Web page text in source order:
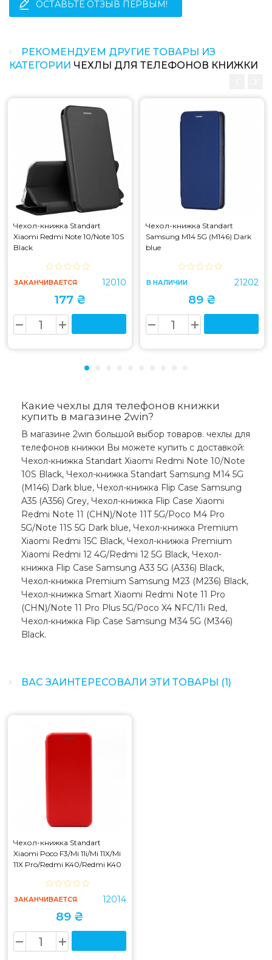
ОСТАВЬТЕ ОТЗЫВ ПЕРВЫМ!
РЕКОМЕНДУЕМ ДРУГИЕ ТОВАРЫ ИЗ
КАТЕГОРИИ ЧЕХЛЫ ДЛЯ ТЕЛЕФОНОВ КНИЖКИ
Чехол-книжка Standart
Xiaomi Redmi Note 10/Note 10S
Black
ЗАКАНЧИВАЕТСЯ 12010
177 ₴
Чехол-книжка Standart
Samsung M14 5G (M146) Dark
blue
В НАЛИЧИИ 21202
89 ₴
Какие чехлы для телефонов книжки
купить в магазине 2win?
В магазине 2win большой выбор товаров. чехлы для
телефонов книжки Вы можете купить с доставкой:
Чехол-книжка Standart Xiaomi Redmi Note 10/Note
10S Black, Чехол-книжка Standart Samsung M14 5G
(M146) Dark blue, Чехол-книжка Flip Case Samsung
A35 (A356) Grey, Чехол-книжка Flip Case Xiaomi
Redmi Note 11 (CHN)/Note 11T 5G/Poco M4 Pro
5G/Note 11S 5G Dark blue, Чехол-книжка Premium
Xiaomi Redmi 15С Black, Чехол-книжка Premium
Xiaomi Redmi 12 4G/Redmi 12 5G Black, Чехол-
книжка Flip Case Samsung A33 5G (A336) Black,
Чехол-книжка Premium Samsung M23 (M236) Black,
Чехол-книжка Smart Xiaomi Redmi Note 11 Pro
(CHN)/Note 11 Pro Plus 5G/Poco X4 NFC/11i Red,
Чехол-книжка Flip Case Samsung M34 5G (M346)
Black.
ВАС ЗАИНТЕРЕСОВАЛИ ЭТИ ТОВАРЫ (1)
Чехол-книжка Standart
Xiaomi Poco F3/Mi 11i/Mi 11X/Mi
11X Pro/Redmi K40/Redmi K40
ЗАКАНЧИВАЕТСЯ 12014
89 ₴